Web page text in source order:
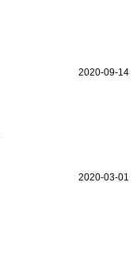
2020-09-14
2020-03-01